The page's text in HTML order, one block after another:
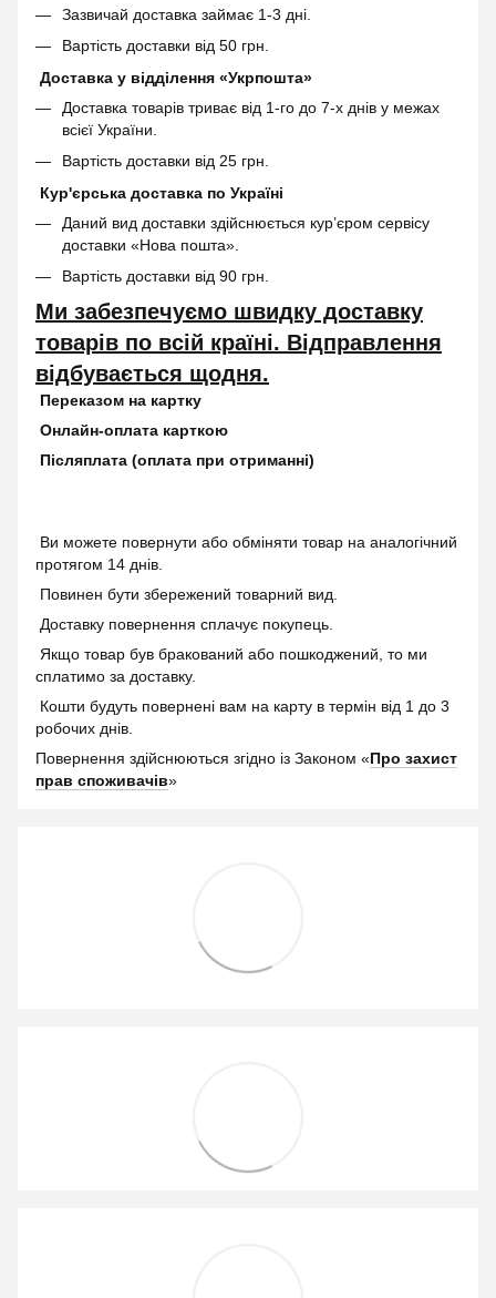
Зазвичай доставка займає 1-3 дні.
Вартість доставки від 50 грн.
Доставка у відділення «Укрпошта»
Доставка товарів триває від 1-го до 7-х днів у межах
всієї України.
Вартість доставки від 25 грн.
Кур'єрська доставка по Україні
Даний вид доставки здійснюється кур’єром сервісу
доставки «Нова пошта».
Вартість доставки від 90 грн.
Ми забезпечуємо швидку доставку
товарів по всій країні. Відправлення
відбувається щодня.
Переказом на картку
Онлайн-оплата карткою
Післяплата (оплата при отриманні)
Ви можете повернути або обміняти товар на аналогічний
протягом 14 днів.
Повинен бути збережений товарний вид.
Доставку повернення сплачує покупець.
Якщо товар був бракований або пошкоджений, то ми
сплатимо за доставку.
Кошти будуть повернені вам на карту в термін від 1 до 3
робочих днів.
Повернення здійснюються згідно із Законом «Про захист
прав споживачів»